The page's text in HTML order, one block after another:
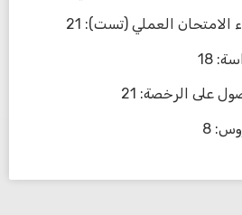
الامتحان العملي (تست): 21
18
على الرخصة: 21
8